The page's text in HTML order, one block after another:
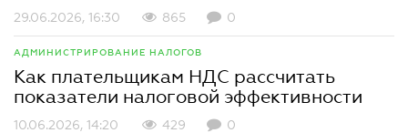
29.06.2026, 16:30 865 0
АДМИНИСТРИРОВАНИЕ НАЛОГОВ
Как плательщикам НДС рассчитать
показатели налоговой эффективности
10.06.2026, 14:20 429 0